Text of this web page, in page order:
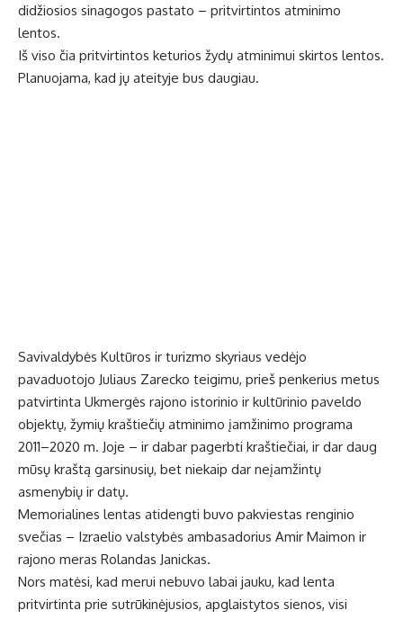
didžiosios sinagogos pastato – pritvirtintos atminimo
lentos.
Iš viso čia pritvirtintos keturios žydų atminimui skirtos lentos.
Planuojama, kad jų ateityje bus daugiau.
Savivaldybės Kultūros ir turizmo skyriaus vedėjo
pavaduotojo Juliaus Zarecko teigimu, prieš penkerius metus
patvirtinta Ukmergės rajono istorinio ir kultūrinio paveldo
objektų, žymių kraštiečių atminimo įamžinimo programa
2011–2020 m. Joje – ir dabar pagerbti kraštiečiai, ir dar daug
mūsų kraštą garsinusių, bet niekaip dar neįamžintų
asmenybių ir datų.
Memorialines lentas atidengti buvo pakviestas renginio
svečias – Izraelio valstybės ambasadorius Amir Maimon ir
rajono meras Rolandas Janickas.
Nors matėsi, kad merui nebuvo labai jauku, kad lenta
pritvirtinta prie sutrūkinėjusios, apglaistytos sienos, visi